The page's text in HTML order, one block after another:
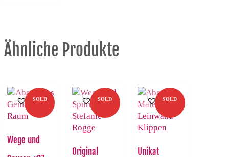
Ähnliche Produkte
SOLD
Wege und
SOLD
Original
SOLD
Unikat